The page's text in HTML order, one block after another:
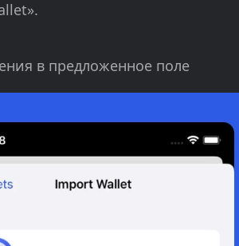
в предложенное поле